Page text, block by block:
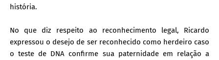
história.
No que diz respeito ao reconhecimento legal, Ricardo
expressou o desejo de ser reconhecido como herdeiro caso
o teste de DNA confirme sua paternidade em relação a